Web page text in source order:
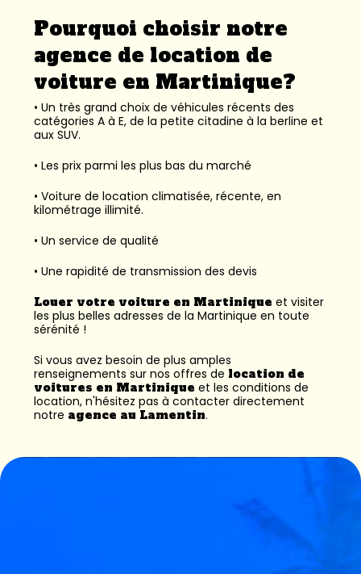
Pourquoi choisir notre
agence de location de
voiture en Martinique?
• Un très grand choix de véhicules récents des
catégories A à E, de la petite citadine à la berline et
aux SUV.
• Les prix parmi les plus bas du marché
• Voiture de location climatisée, récente, en
kilométrage illimité.
• Un service de qualité
• Une rapidité de transmission des devis
Louer votre voiture en Martinique et visiter
les plus belles adresses de la Martinique en toute
sérénité !
Si vous avez besoin de plus amples
renseignements sur nos offres de location de
voitures en Martinique et les conditions de
location, n'hésitez pas à contacter directement
notre agence au Lamentin.